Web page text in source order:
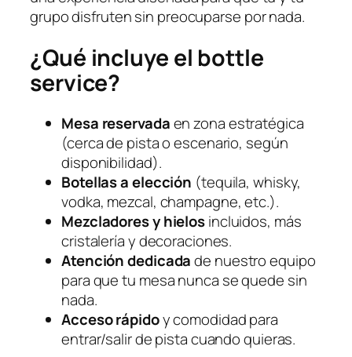
grupo disfruten sin preocuparse por nada.
¿Qué incluye el bottle
service?
Mesa reservadaen zona estratégica
(cerca de pista o escenario, según
disponibilidad).
Botellas a elección (tequila, whisky,
vodka, mezcal, champagne, etc.).
Mezcladores y hielosincluidos, más
cristalería y decoraciones.
Atención dedicadade nuestro equipo
para que tu mesa nunca se quede sin
nada.
Acceso rápidoy comodidad para
entrar/salir de pista cuando quieras.